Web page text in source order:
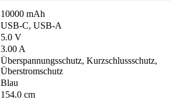
10000 mAh
USB-C, USB-A
5.0 V
3.00 A
Überspannungsschutz, Kurzschlussschutz,
Überstromschutz
Blau
154.0 cm